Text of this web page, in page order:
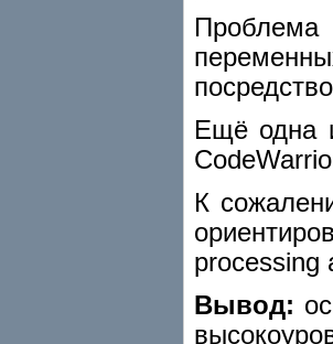
Ещё одна
К
processing
Вывод: